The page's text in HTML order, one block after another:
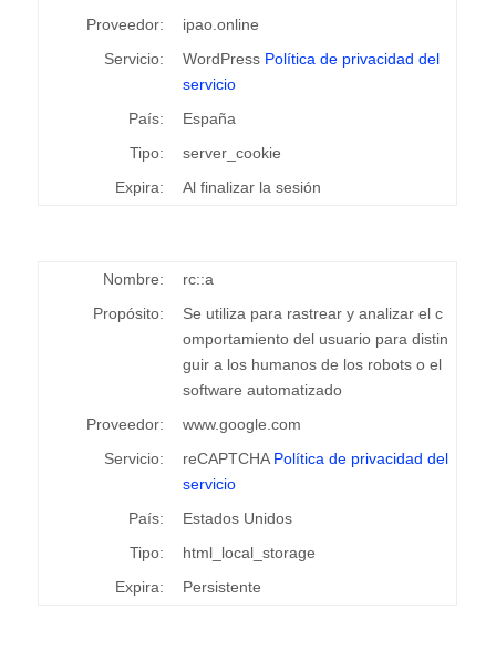
Proveedor:
ipao.online
Servicio:
WordPress Política de privacidad del
servicio
País:
España
Tipo:
server_cookie
Expira:
Al finalizar la sesión
Nombre:
rc::a
Propósito:
Se utiliza para rastrear y analizar el c
omportamiento del usuario para distin
guir a los humanos de los robots o el
software automatizado
Proveedor:
www.google.com
Servicio:
reCAPTCHA Política de privacidad del
servicio
País:
Estados Unidos
Tipo:
html_local_storage
Expira:
Persistente